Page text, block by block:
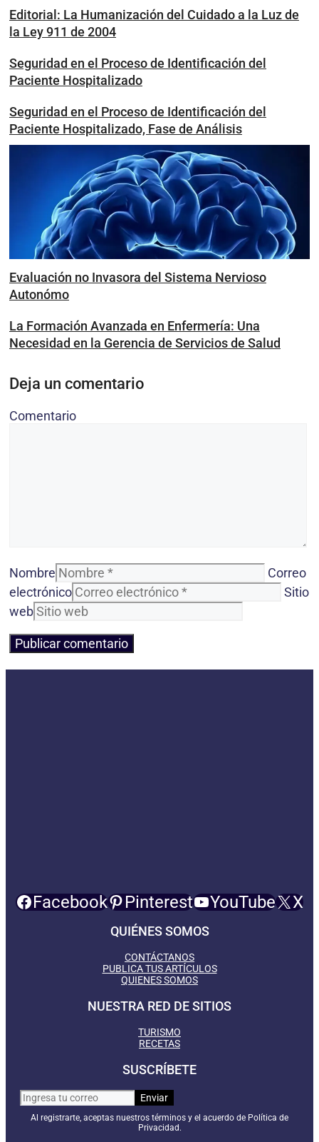
Editorial: La Humanización del Cuidado a la Luz de
la Ley 911 de 2004
Seguridad en el Proceso de Identificación del
Paciente Hospitalizado
Seguridad en el Proceso de Identificación del
Paciente Hospitalizado, Fase de Análisis
Evaluación no Invasora del Sistema Nervioso
Autonómo
La Formación Avanzada en Enfermería: Una
Necesidad en la Gerencia de Servicios de Salud
Deja un comentario
Comentario
Nombre
Correo
electrónico
Sitio
web
Facebook Pinterest YouTube X
QUIÉNES SOMOS
CONTÁCTANOS
PUBLICA TUS ARTÍCULOS
QUIENES SOMOS
NUESTRA RED DE SITIOS
TURISMO
RECETAS
SUSCRÍBETE
Al registrarte, aceptas nuestros términos y el acuerdo de Política de
Privacidad.